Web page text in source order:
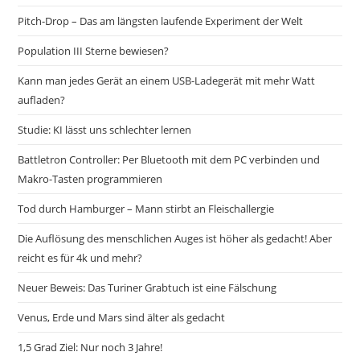
Pitch-Drop – Das am längsten laufende Experiment der Welt
Population III Sterne bewiesen?
Kann man jedes Gerät an einem USB-Ladegerät mit mehr Watt
aufladen?
Studie: KI lässt uns schlechter lernen
Battletron Controller: Per Bluetooth mit dem PC verbinden und
Makro-Tasten programmieren
Tod durch Hamburger – Mann stirbt an Fleischallergie
Die Auflösung des menschlichen Auges ist höher als gedacht! Aber
reicht es für 4k und mehr?
Neuer Beweis: Das Turiner Grabtuch ist eine Fälschung
Venus, Erde und Mars sind älter als gedacht
1,5 Grad Ziel: Nur noch 3 Jahre!